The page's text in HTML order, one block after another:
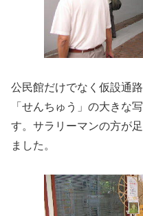
公民館だけでなく仮設通
「せんちゅう」の大きな
す。サラリーマンの方が
ました。